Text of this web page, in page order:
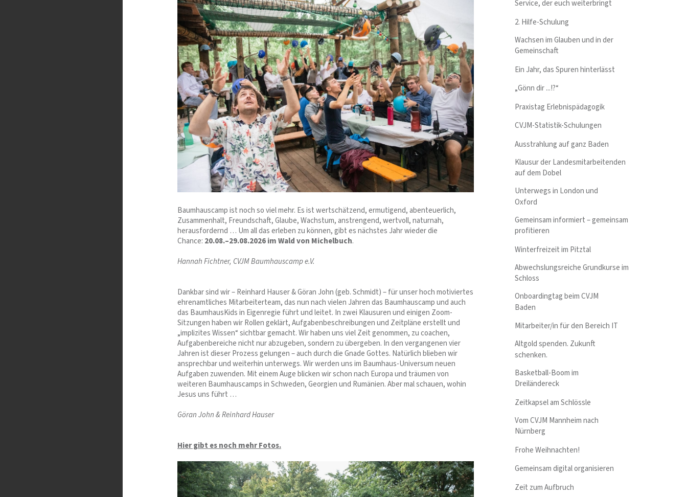
Baumhauscamp ist noch so viel mehr. Es ist wertschätzend, ermutigend, abenteuerlich,
Zusammenhalt, Freundschaft, Glaube, Wachstum, anstrengend, wertvoll, naturnah,
herausfordernd … Um all das erleben zu können, gibt es nächstes Jahr wieder die
Chance: 20.08.–29.08.2026 im Wald von Michelbuch.
Hannah Fichtner, CVJM Baumhauscamp e.V.
Dankbar sind wir – Reinhard Hauser & Göran John (geb. Schmidt) – für unser hoch motiviertes
ehrenamtliches Mitarbeiterteam, das nun nach vielen Jahren das Baumhauscamp und auch
das BaumhausKids in Eigenregie führt und leitet. In zwei Klausuren und einigen Zoom-
Sitzungen haben wir Rollen geklärt, Aufgabenbeschreibungen und Zeitpläne erstellt und
„implizites Wissen“ sichtbar gemacht. Wir haben uns viel Zeit genommen, zu coachen,
Aufgabenbereiche nicht nur abzugeben, sondern zu übergeben. In den vergangenen vier
Jahren ist dieser Prozess gelungen – auch durch die Gnade Gottes. Natürlich blieben wir
ansprechbar und weiterhin unterwegs. Wir werden uns im Baumhaus-Universum neuen
Aufgaben zuwenden. Mit einem Auge blicken wir schon nach Europa und träumen von
weiteren Baumhauscamps in Schweden, Georgien und Rumänien. Aber mal schauen, wohin
Jesus uns führt …
Göran John & Reinhard Hauser
Hier gibt es noch mehr Fotos.
Service, der euch weiterbringt
2. Hilfe-Schulung
Wachsen im Glauben und in der
Gemeinschaft
Ein Jahr, das Spuren hinterlässt
„Gönn dir ...!?“
Praxistag Erlebnispädagogik
CVJM-Statistik-Schulungen
Ausstrahlung auf ganz Baden
Klausur der Landesmitarbeitenden
auf dem Dobel
Unterwegs in London und
Oxford
Gemeinsam informiert – gemeinsam
profitieren
Winterfreizeit im Pitztal
Abwechslungsreiche Grundkurse im
Schloss
Onboardingtag beim CVJM
Baden
Mitarbeiter/in für den Bereich IT
Altgold spenden. Zukunft
schenken.
Basketball-Boom im
Dreiländereck
Zeitkapsel am Schlössle
Vom CVJM Mannheim nach
Nürnberg
Frohe Weihnachten!
Gemeinsam digital organisieren
Zeit zum Aufbruch